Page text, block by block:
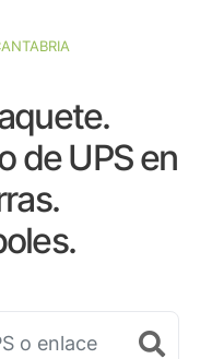
de UPS en